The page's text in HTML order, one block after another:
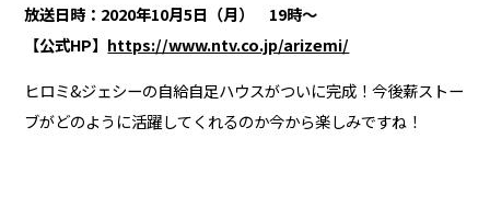
放送日時：2020年10月5日（月） 19時〜
【公式HP】 https://www.ntv.co.jp/arizemi/
ヒロミ&ジェシーの自給自足ハウスがついに完成！今後薪ストー
ブがどのように活躍してくれるのか今から楽しみですね！